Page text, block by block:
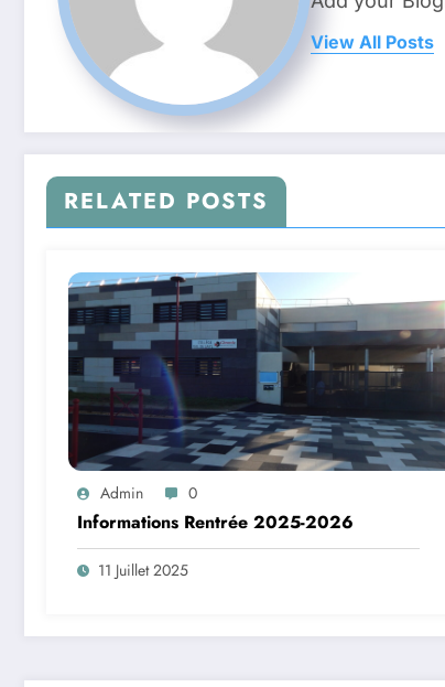
View All Posts
RELATED POSTS
Admin 0
Informations Rentrée 2025-2026
11 Juillet 2025